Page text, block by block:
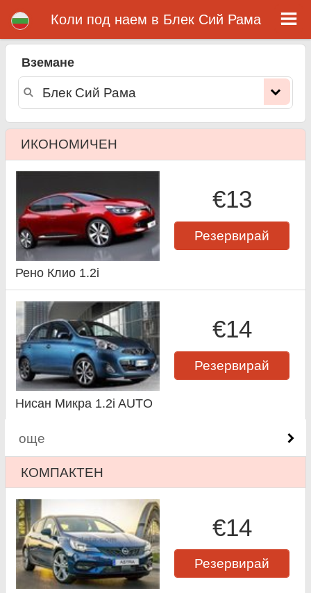
Коли под наем в Блек Сий Рама
Вземане
ИКОНОМИЧЕН
€13
Резервирай
Рено Клио 1.2i
€14
Резервирай
Нисан Микра 1.2i AUTO
още
КОМПАКТЕН
€14
Резервирай